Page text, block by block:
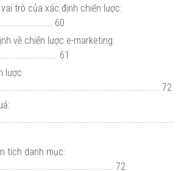
trò của xác định chiến lược:
60
về chiến lược e-marketing:
61
lược
72
tích danh mục:
72